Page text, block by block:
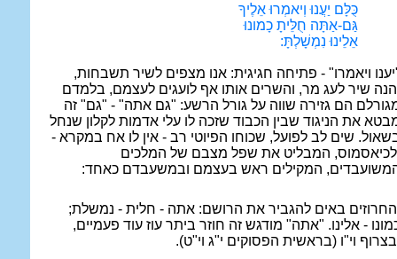
כֻּלָּם יַעֲנוּ וְיאמְרוּ אֵלֶיךָ
גַּם-אַתָּה חֻלֵּיתָ כָמונוּ
אֵלֵינוּ נִמְשָׁלְתָּ:
ויאמרו" - פתיחה חגיגית: אנו מצפים לשיר תשבחות,
שיר לעג מר, והשרים אותו אף לועגים לעצמם, בלמדם
הם גזירה שווה על גורל הרשע: "גם אתה" - "גם" זה
את הניגוד שבין הכבוד שזכה לו עלי אדמות לקלון שנחל
שים לב לפועל, שכוחו הפיוטי רב - אין לו אח במקרא -
המבליט את שפל מצבם של המלכים
המקילים ראש בעצמם ובמשעבדם כאחד:
באים להגביר את הרושם: אתה - חלית - נמשלת;
- אלינו. "אתה" מודגש זה חוזר ביתר עוז עוד פעמיים,
וי"ו (בראשית הפסוקים י"ג וי"ט).